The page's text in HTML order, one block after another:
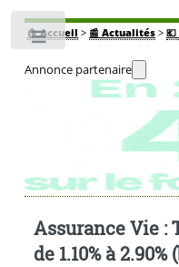
🏠Accueil > 📰 Actualités>
Annonce partenaire
Assurance Vie :
de 1.10% à
Toggle